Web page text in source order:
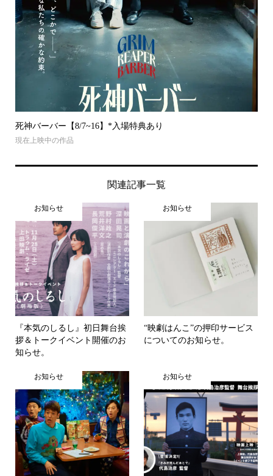
死神バーバー【8/7~16】*入場特典あり
現在上映中の作品
関連記事一覧
お知らせ
『本気のしるし』初日舞台挨
拶＆トークイベント開催のお
知らせ。
お知らせ
“映劇はんこ”の押印サービス
についてのお知らせ。
お知らせ お知らせ